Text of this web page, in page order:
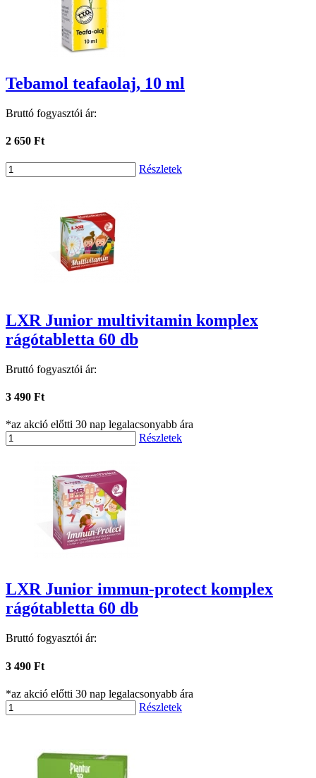
Tebamol teafaolaj, 10 ml
Bruttó fogyasztói ár:
2 650 Ft
Részletek
LXR Junior multivitamin komplex
rágótabletta 60 db
Bruttó fogyasztói ár:
3 490 Ft
*az akció előtti 30 nap legalacsonyabb ára
Részletek
LXR Junior immun-protect komplex
rágótabletta 60 db
Bruttó fogyasztói ár:
3 490 Ft
*az akció előtti 30 nap legalacsonyabb ára
Részletek